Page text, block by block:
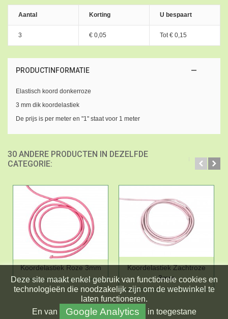
Aantal Korting U bespaart
3 € 0,05 Tot€ 0,15
PRODUCTINFORMATIE
Elastisch koord donkerroze
3 mm dik koordelastiek
De prijs is per meter en "1" staat voor 1 meter
30 ANDERE PRODUCTEN IN DEZELFDE
CATEGORIE:
Koordelastiek Roze 3mm
Koordelastiek Zachtroze
3mm
Deze site maakt enkel gebruik van functionele cookies en
technologieën die noodzakelijk zijn om de webwinkel te
laten functioneren.
En van Google Analytics in toegestane